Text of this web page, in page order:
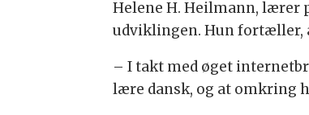
Helene H. Heilmann, lærer
udviklingen. Hun fortæller,
– I takt med øget
lære dansk, og at omkring